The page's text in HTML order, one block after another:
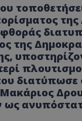
της
διατύπωσε
ως